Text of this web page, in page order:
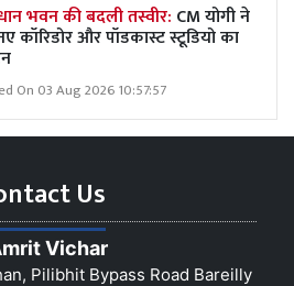
भवन की बदली तस्वीर: CM योगी ने
कॉरिडोर और पॉडकास्ट स्टूडियो का
On 03 Aug 2026 10:57:57
Us
Vichar
Pilibhit Bypass Road Bareilly